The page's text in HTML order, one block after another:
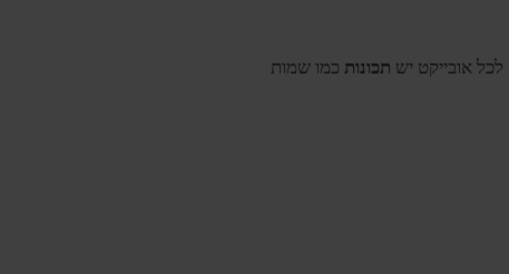
אובייקט יש תכונות כמו שמות